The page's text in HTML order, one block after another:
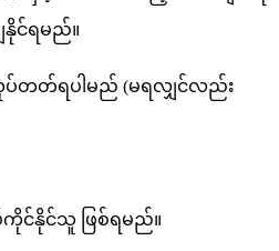
င်ရမည်။
ြုလုပ်တတ်ရပါမည် (မရလျှင်လည်း
ကိုင်နိုင်သူ ဖြစ်ရမည်။